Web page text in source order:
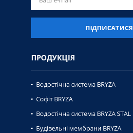
ПІДПИСАТИСЯ
ПРОДУКЦІЯ
Водостічна система BRYZA
Софіт BRYZA
Водостічна система BRYZA STAL
Будівельні мембрани BRYZA